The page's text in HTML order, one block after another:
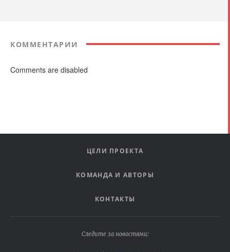
КОММЕНТАРИИ
Comments are disabled
ЦЕЛИ ПРОЕКТА
КОМАНДА И АВТОРЫ
КОНТАКТЫ
Следите за новостями: